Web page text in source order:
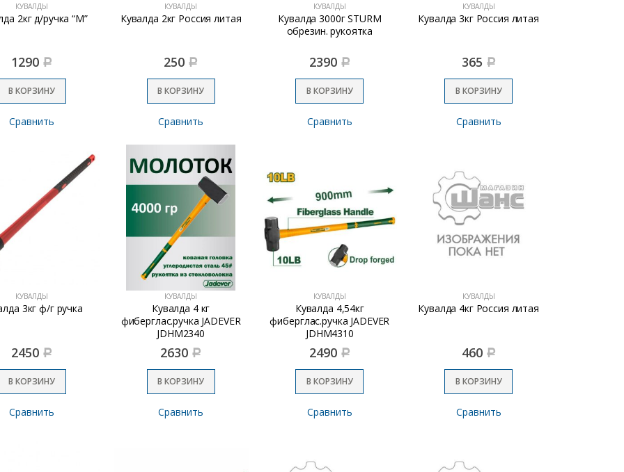
КУВАЛДЫ
2кг д/ручка “М”
1290 Р
В КОРЗИНУ
Сравнить
КУВАЛДЫ
Кувалда 2кг Россия литая
250 Р
В КОРЗИНУ
Сравнить
КУВАЛДЫ
Кувалда 3000г STURM
обрезин. рукоятка
2390 Р
В КОРЗИНУ
Сравнить
КУВАЛДЫ
Кувалда 3кг Россия литая
365 Р
В КОРЗИНУ
Сравнить
КУВАЛДЫ
3кг ф/г ручка
2450 Р
В КОРЗИНУ
Сравнить
КУВАЛДЫ
Кувалда 4 кг
фиберглас.ручка JADEVER
JDHM2340
2630 Р
В КОРЗИНУ
Сравнить
КУВАЛДЫ
Кувалда 4,54кг
фиберглас.ручка JADEVER
JDHM4310
2490 Р
В КОРЗИНУ
Сравнить
КУВАЛДЫ
Кувалда 4кг Россия литая
460 Р
В КОРЗИНУ
Сравнить